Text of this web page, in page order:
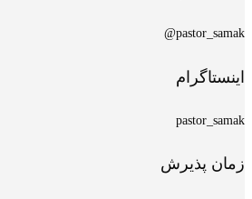
pastor_samak@
اینستاگرام
pastor_samak
زمان پذیرش